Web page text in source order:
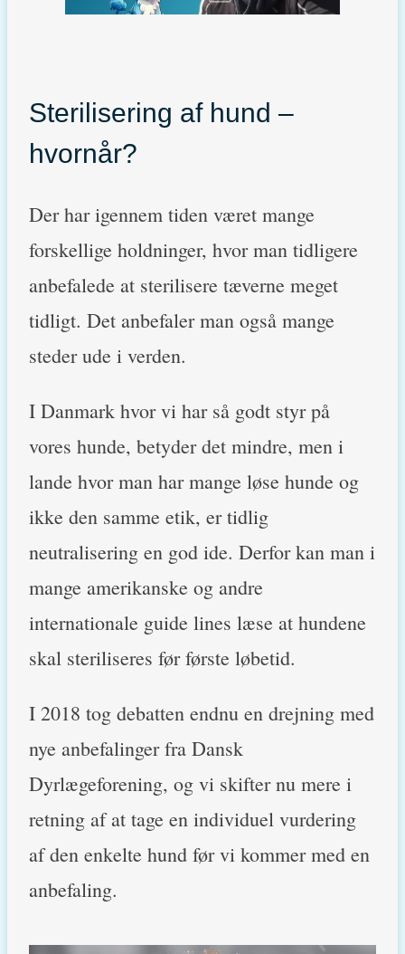
Sterilisering af hund –
hvornår?
Der har igennem tiden været mange
forskellige holdninger, hvor man tidligere
anbefalede at sterilisere tæverne meget
tidligt. Det anbefaler man også mange
steder ude i verden.
I Danmark hvor vi har så godt styr på
vores hunde, betyder det mindre, men i
lande hvor man har mange løse hunde og
ikke den samme etik, er tidlig
neutralisering en god ide. Derfor kan man i
mange amerikanske og andre
internationale guide lines læse at hundene
skal steriliseres før første løbetid.
I 2018 tog debatten endnu en drejning med
nye anbefalinger fra Dansk
Dyrlægeforening, og vi skifter nu mere i
retning af at tage en individuel vurdering
af den enkelte hund før vi kommer med en
anbefaling.